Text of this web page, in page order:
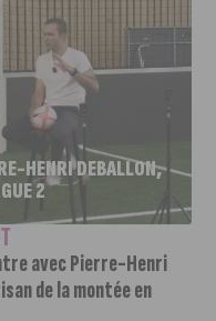
HENRI DEBALLON,
2
avec Pierre-Henri
de la montée en